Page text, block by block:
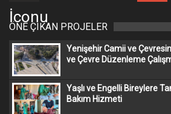
ÖNE ÇIKAN PROJELER
Yenişehir Camii ve
ve Çevre Düzenleme
Yaşlı ve Engelli Bireylere
Bakım Hizmeti